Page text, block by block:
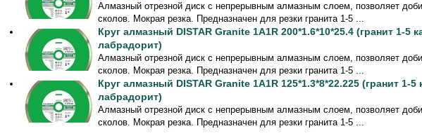
Алмазный отрезной диск с непрерывным алмазным слоем, позволяет
сколов. Мокрая резка. Предназначен для резки гранита 1-5 ...
Круг алмазный DISTAR Granite 1A1R 200*1.6*10*25.4 (гранит 1-5
лабрадорит)
Алмазный отрезной диск с непрерывным алмазным слоем, позволяет
сколов. Мокрая резка. Предназначен для резки гранита 1-5 ...
Круг алмазный DISTAR Granite 1A1R 125*1.3*8*22.225 (гранит 1-5
лабрадорит)
Алмазный отрезной диск с непрерывным алмазным слоем, позволяет
сколов. Мокрая резка. Предназначен для резки гранита 1-5 ...